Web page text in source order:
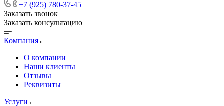
+7 (925) 780-37-45
Заказать звонок
Заказать консультацию
Компания
О компании
Наши клиенты
Отзывы
Реквизиты
Услуги